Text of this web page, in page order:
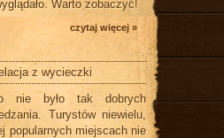
Warto zobaczyć!
czytaj więcej »
z wycieczki
nie było tak dobrych
Turystów niewielu,
popularnych miejscach nie